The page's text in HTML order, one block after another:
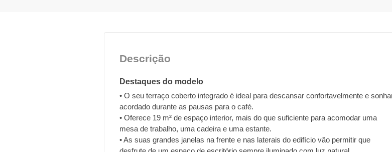
Descrição
Destaques do modelo
• O seu terraço coberto integrado é ideal para descansar confortavelmente e
acordado durante as pausas para o café.
• Oferece 19 m² de espaço interior, mais do que suficiente para acomodar uma
mesa de trabalho, uma cadeira e uma estante.
• As suas grandes janelas na frente e nas laterais do edifício vão permitir que